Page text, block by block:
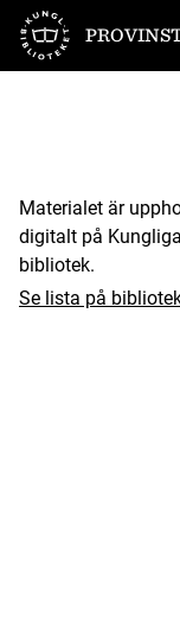
Till startsidan
Materialet är
digitalt på
bibliotek.
Se lista på